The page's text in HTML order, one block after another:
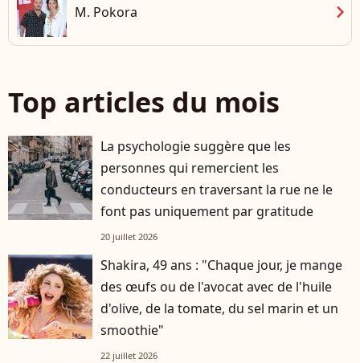
M. Pokora chevron_right
Top articles du mois
La psychologie suggère que les
personnes qui remercient les
conducteurs en traversant la rue ne le
font pas uniquement par gratitude
20 juillet 2026
Shakira, 49 ans : "Chaque jour, je mange
des œufs ou de l'avocat avec de l'huile
d'olive, de la tomate, du sel marin et un
smoothie"
22 juillet 2026